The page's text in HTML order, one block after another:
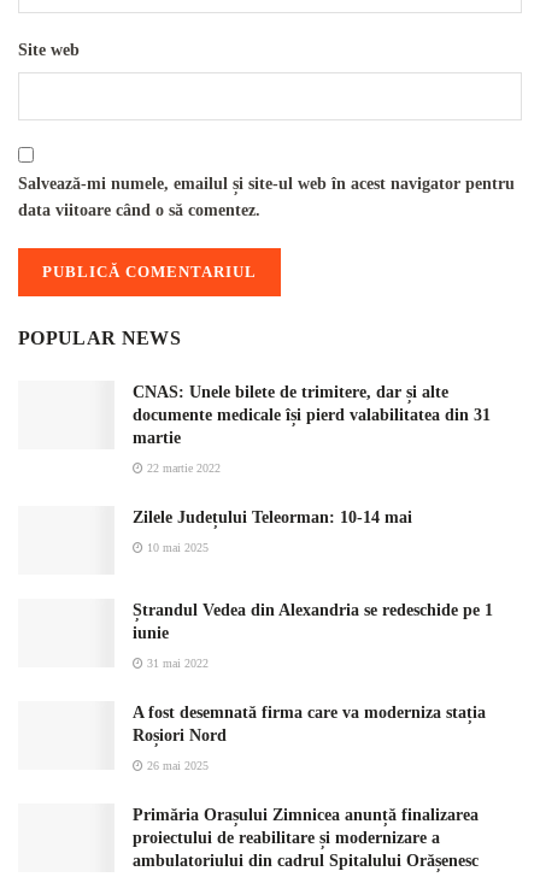
Site web
Salvează-mi numele, emailul și site-ul web în acest navigator pentru
data viitoare când o să comentez.
POPULAR NEWS
CNAS: Unele bilete de trimitere, dar și alte
documente medicale își pierd valabilitatea din 31
martie
22 martie 2022
Zilele Județului Teleorman: 10-14 mai
10 mai 2025
Ștrandul Vedea din Alexandria se redeschide pe 1
iunie
31 mai 2022
A fost desemnată firma care va moderniza stația
Roșiori Nord
26 mai 2025
Primăria Orașului Zimnicea anunță finalizarea
proiectului de reabilitare și modernizare a
ambulatoriului din cadrul Spitalului Orășenesc